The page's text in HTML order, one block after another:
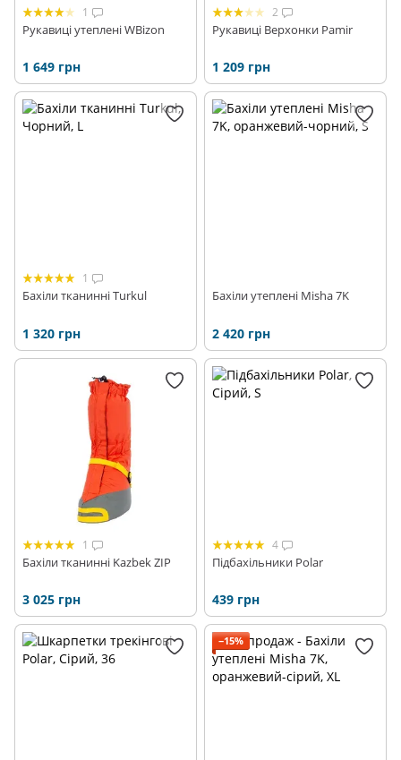
1
Рукавиці утеплені WBizon
1 649 грн
2
Рукавиці Верхонки Pamir
1 209 грн
1
Бахіли тканинні Turkul
1 320 грн
Бахіли утеплені Misha 7K
2 420 грн
1
Бахіли тканинні Kazbek ZIP
3 025 грн
4
Підбахільники Polar
439 грн
−15%